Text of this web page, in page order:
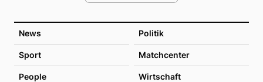
News Politik
Sport Matchcenter
People Wirtschaft